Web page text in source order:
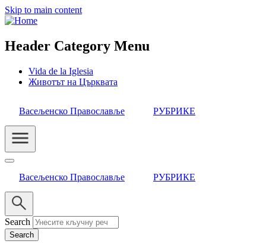
Skip to main content
Header Category Menu
Vida de la Iglesia
Животът на Църквата
Васељенско Православље РУБРИКЕ
Васељенско Православље РУБРИКЕ
Search